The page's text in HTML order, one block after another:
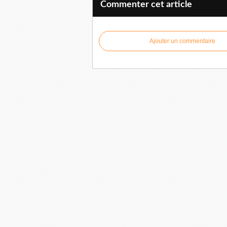
Commenter cet article
Ajouter un commentaire